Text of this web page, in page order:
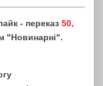
- переказ 50,
"Новинарні".